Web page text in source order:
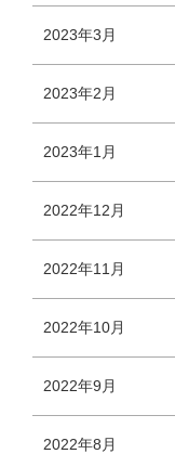
2023年3月
2023年2月
2023年1月
2022年12月
2022年11月
2022年10月
2022年9月
2022年8月